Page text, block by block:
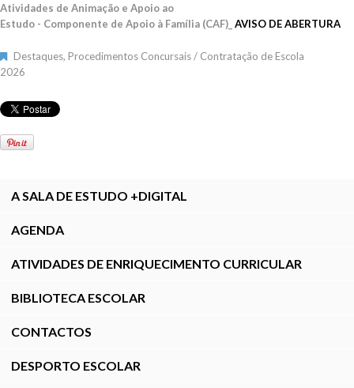
Atividades de Animação e Apoio ao
Estudo - Componente de Apoio à Família (CAF)_ AVISO DE ABERTURA
Destaques, Procedimentos Concursais / Contratação de Escola
2026
A SALA DE ESTUDO +DIGITAL
AGENDA
ATIVIDADES DE ENRIQUECIMENTO CURRICULAR
BIBLIOTECA ESCOLAR
CONTACTOS
DESPORTO ESCOLAR